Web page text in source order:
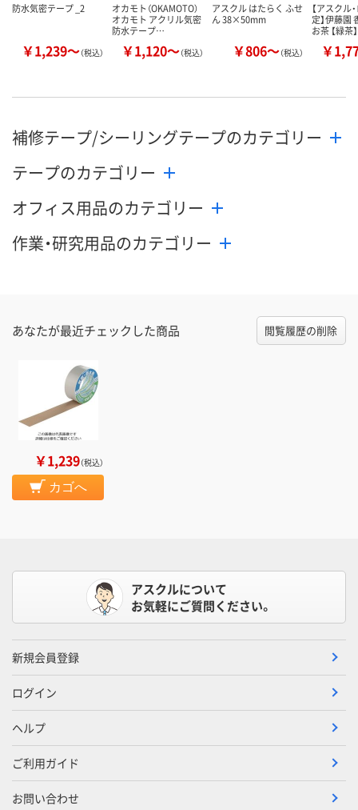
防水気密テープ _2
￥1,239～（税込）
オカモト（OKAMOTO）
オカモト アクリル気密
防水テープ…
￥1,120～（税込）
アスクル はたらく ふせ
ん 38×50mm
￥806～（税込）
【アスクル
定】伊藤園
お茶 【緑茶
￥
補修テープ/シーリングテープのカテゴリー
テープのカテゴリー
オフィス用品のカテゴリー
作業・研究用品のカテゴリー
あなたが最近チェックした商品 閲覧履歴の削除
￥1,239（税込）
カゴへ
アスクルについて
お気軽にご質問ください。
新規会員登録
ログイン
ヘルプ
ご利用ガイド
お問い合わせ